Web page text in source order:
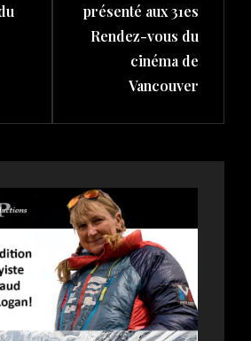
présenté aux 31es
Rendez-vous du
cinéma de
Vancouver